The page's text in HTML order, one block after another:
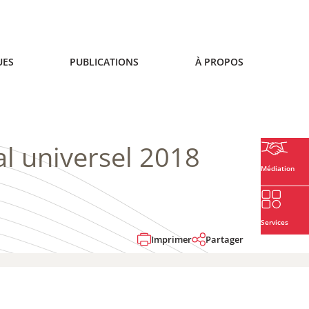
PUBLICATIONS À PROPOS
Médiation
Services
universel 2018
Imprimer Partager